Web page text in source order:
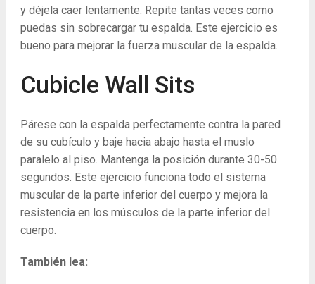
y déjela caer lentamente. Repite tantas veces como
puedas sin sobrecargar tu espalda. Este ejercicio es
bueno para mejorar la fuerza muscular de la espalda.
Cubicle Wall Sits
Párese con la espalda perfectamente contra la pared
de su cubículo y baje hacia abajo hasta el muslo
paralelo al piso. Mantenga la posición durante 30-50
segundos. Este ejercicio funciona todo el sistema
muscular de la parte inferior del cuerpo y mejora la
resistencia en los músculos de la parte inferior del
cuerpo.
También lea: